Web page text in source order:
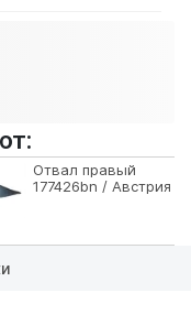
Отвал правый
177426bn / Австрия